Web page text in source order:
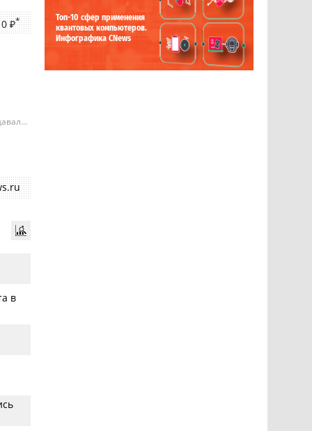
₽*
в
Топ-10 сфер применения
квантовых компьютеров.
Инфографика CNews